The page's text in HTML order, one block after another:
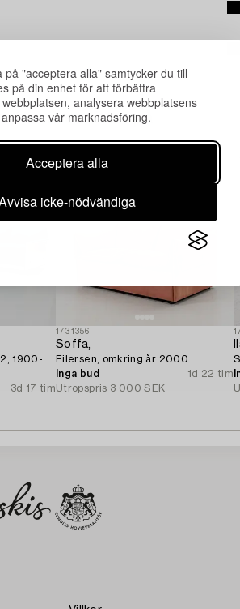
på "acceptera alla" samtycker du till
på din enhet för att förbättra
analysera webbplatsens
vår marknadsföring.
Acceptera alla
icke-nödvändiga
har även tittat på
1900-
3d 17 tim
1731356
Soffa,
Eilersen, omkring år 2000.
Inga bud
1d 22 tim
Utropspris 3 000 SEK